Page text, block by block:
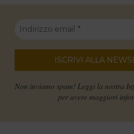
Non inviamo spam! Leggi la nostra
per avere maggiori